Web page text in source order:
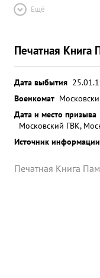
Ещё
Печатная Книга
Дата выбытия
Военкомат
Дата и место призыва
Московский ГВК,
Источник информации
Печатная Книга